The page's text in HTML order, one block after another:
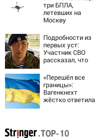
три БПЛА,
летевших на
Москву
Подробности из
первых уст:
Участник СВО
рассказал, что
схватке с
медведем
«Перешёл все
границы»:
Вагенкнехт
жёстко ответила